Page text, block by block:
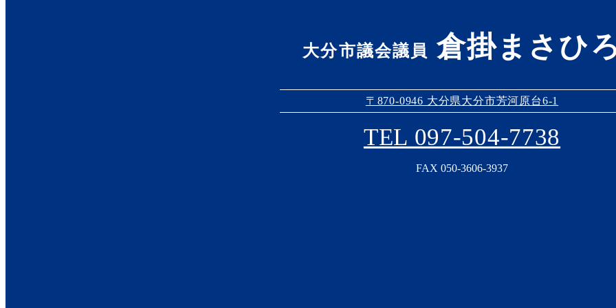
大分市議会議員 倉掛まさひ
〒870-0946 大分県大分市芳河原台6-1
TEL 097-504-7738
FAX 050-3606-3937